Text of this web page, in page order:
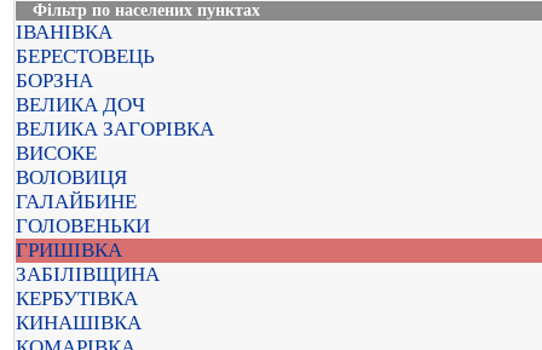
Фільтр по населених пунктах
ІВАНІВКА
БЕРЕСТОВЕЦЬ
БОРЗНА
ВЕЛИКА ДОЧ
ВЕЛИКА ЗАГОРІВКА
ВИСОКЕ
ВОЛОВИЦЯ
ГАЛАЙБИНЕ
ГОЛОВЕНЬКИ
ГРИШІВКА
ЗАБІЛІВЩИНА
КЕРБУТІВКА
КИНАШІВКА